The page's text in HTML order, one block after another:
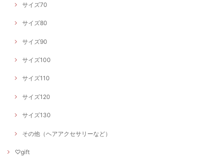
サイズ70
サイズ80
サイズ90
サイズ100
サイズ110
サイズ120
サイズ130
その他（ヘアアクセサリーなど）
♡gift